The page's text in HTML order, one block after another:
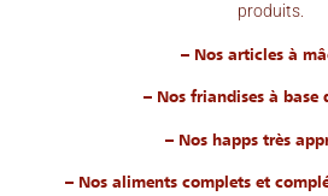
produits.
– Nos articles à
– Nos friandises à base
– Nos happs très
– Nos aliments complets et